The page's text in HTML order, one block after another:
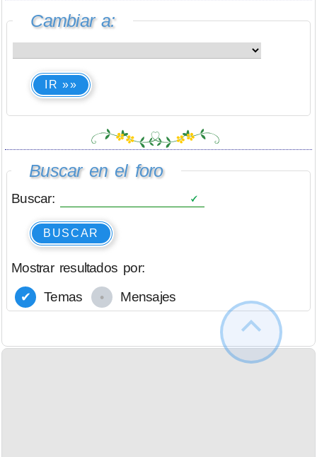
Cambiar a:
IR »»
Buscar en el foro
Buscar:
BUSCAR
Mostrar resultados por:
Temas
Mensajes